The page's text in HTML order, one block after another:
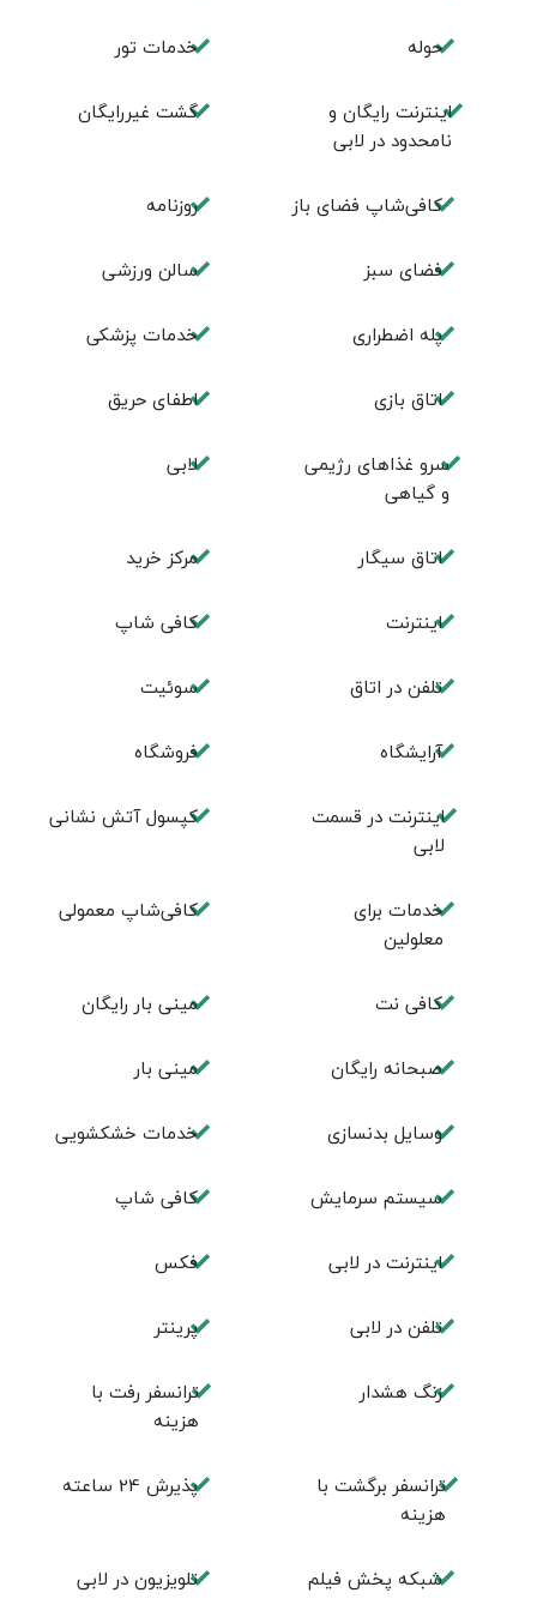
حوله خدمات تور
اینترنت رایگان و
نامحدود در لابی
گشت غیررایگان
کافی‌شاپ فضای باز روزنامه
فضای سبز سالن ورزشی
پله اضطراری خدمات پزشکی
اتاق بازی اطفای حریق
سرو غذاهای رژیمی
و گیاهی
لابی
اتاق سیگار مرکز خرید
اینترنت کافی شاپ
تلفن در اتاق سوئیت
آرایشگاه فروشگاه
اینترنت در قسمت
لابی
کپسول آتش نشانی
خدمات برای
معلولین
کافی‌شاپ معمولی‌
کافی نت مینی بار رایگان
صبحانه رایگان مینی بار
وسایل بدنسازی خدمات خشکشویی
سیستم سرمایش كافی شاپ
اينترنت در لابی فكس
تلفن در لابی پرینتر
زنگ هشدار
ترانسفر رفت با
هزینه
ترانسفر برگشت با
هزینه
پذیرش 24 ساعته
شبکه پخش فیلم تلویزیون در لابی